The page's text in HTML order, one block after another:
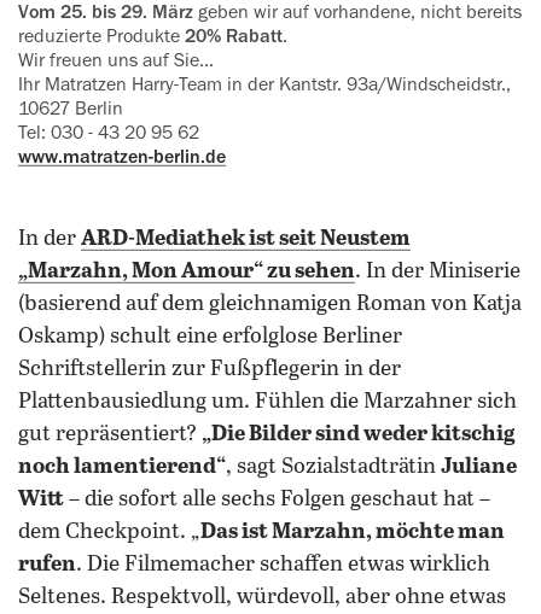
Vom 25. bis 29. März geben wir auf vorhandene, nicht bereits
reduzierte Produkte 20% Rabatt.
Wir freuen uns auf Sie…
Ihr Matratzen Harry-Team in der Kantstr. 93a/Windscheidstr.,
10627 Berlin
Tel: 030 - 43 20 95 62
www.matratzen-berlin.de
In der ARD-Mediathekist seit Neustem
„Marzahn, Mon Amour“zu sehen. In der Miniserie
(basierend auf dem gleichnamigen Roman von Katja
Oskamp) schult eine erfolglose Berliner
Schriftstellerin zur Fußpflegerin in der
Plattenbausiedlung um. Fühlen die Marzahner sich
gut repräsentiert? „Die Bilder sind weder kitschig
noch lamentierend“, sagt Sozialstadträtin Juliane
Witt – die sofort alle sechs Folgen geschaut hat –
dem Checkpoint. „Das ist Marzahn, möchte man
rufen. Die Filmemacher schaffen etwas wirklich
Seltenes. Respektvoll, würdevoll, aber ohne etwas